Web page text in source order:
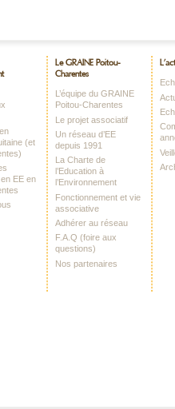
(et
EE en
Le GRAINE Poitou-
Charentes
L’équipe du GRAINE
Poitou-Charentes
Le projet associatif
Un réseau d’EE
depuis 1991
La Charte de
l’Education à
l’Environnement
Fonctionnement et vie
associative
Adhérer au réseau
F.A.Q (foire aux
questions)
Nos partenaires